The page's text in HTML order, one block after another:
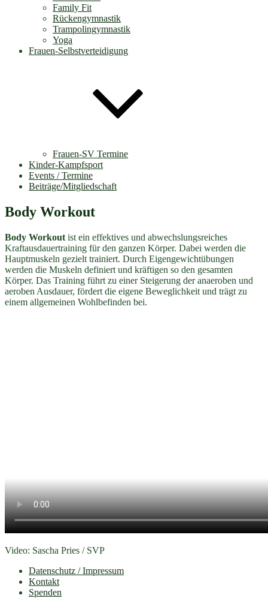
Family Fit
Rückengymnastik
Trampolingymnastik
Yoga
Frauen-Selbstverteidigung
Frauen-SV Termine
Kinder-Kampfsport
Events / Termine
Beiträge/Mitgliedschaft
Body Workout
Body Workout ist ein effektives und abwechslungsreiches
Kraftausdauertraining für den ganzen Körper. Dabei werden die
Hauptmuskeln gezielt trainiert. Durch Eigengewichtübungen
werden die Muskeln definiert und kräftigen so den gesamten
Körper. Das Training führt zu einer Steigerung der anaeroben und
aeroben Ausdauer, fördert die eigene Beweglichkeit und trägt zu
einem allgemeinen Wohlbefinden bei.
Video: Sascha Pries / SVP
Datenschutz / Impressum
Kontakt
Spenden